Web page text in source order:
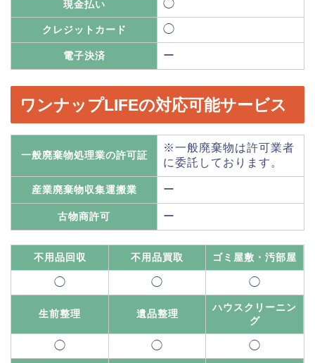
現金払い ◯
クレジットカード ◯
電子決済 ー
ワンナップLIFEの対応可能サービス
一般廃棄物処理業の許可証
※一般廃棄物は許可業者
に委託しております。
産業廃棄物収集運搬業 ー
古物商許可 ー
不用品回収 不用品買取 ゴミ屋敷・汚部屋
◯ ◯ ◯
生前整理 遺品整理
ハウスクリーニン
グ
◯ ◯ ◯